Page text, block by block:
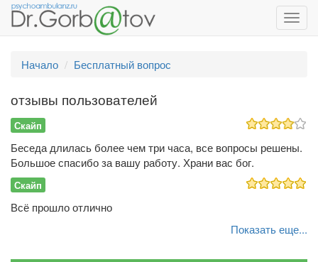
Начало
Бесплатный вопрос
отзывы пользователей
Скайп
Беседа длилась более чем три часа, все вопросы решены.
Большое спасибо за вашу работу. Храни вас бог.
Скайп
Всё прошло отлично
Показать еще...